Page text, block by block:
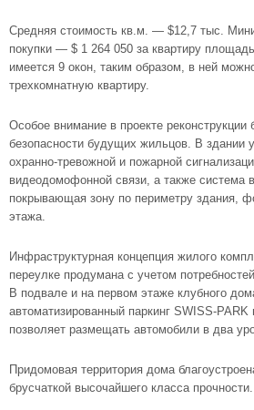
Средняя стоимость кв.м. — $12,7 тыс.
покупки — $ 1 264 050 за квартиру
имеется 9 окон, таким образом, в ней
трехкомнатную квартиру.
Особое внимание в проекте
безопасности будущих жильцов. В здании
охранно-тревожной и пожарной
видеодомофонной связи, а также система
покрывающая зону по периметру здания,
этажа.
Инфраструктурная концепция жилого
переулке продумана с учетом
В подвале и на первом этаже клубного
автоматизированный паркинг SWISS-
позволяет размещать автомобили в два
Придомовая территория дома
брусчаткой высочайшего класса прочности.